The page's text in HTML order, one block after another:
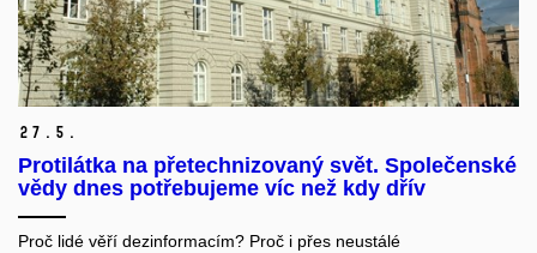
27. 5.
Protilátka na přetechnizovaný svět. Společenské
vědy dnes potřebujeme víc než kdy dřív
Proč lidé věří dezinformacím? Proč i přes neustálé